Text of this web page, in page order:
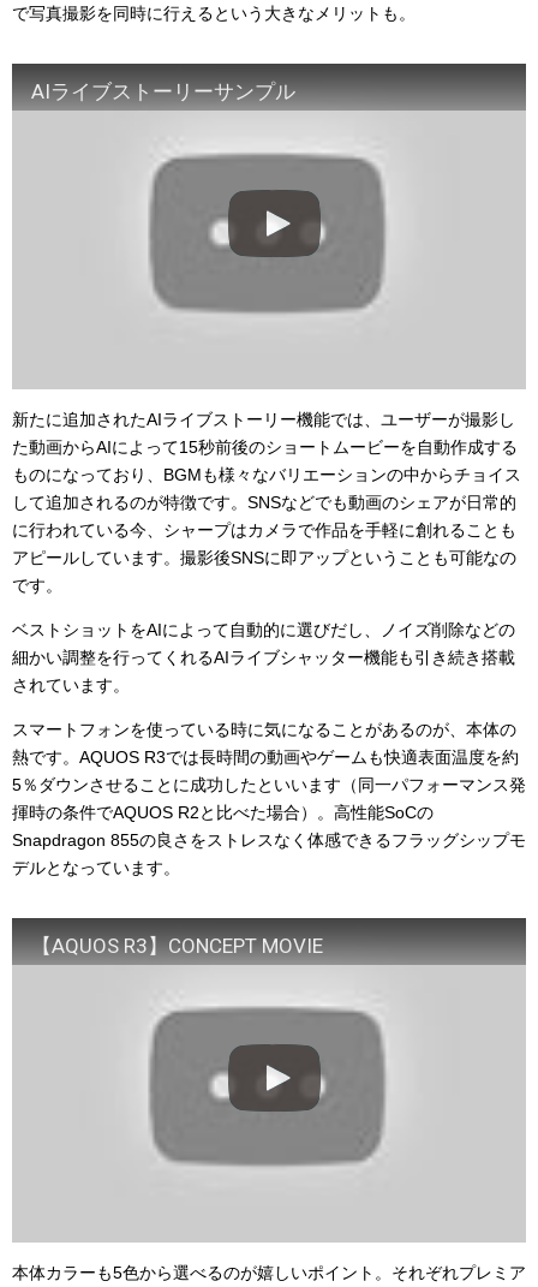
で写真撮影を同時に行えるという大きなメリットも。
AIライブストーリーサンプル
新たに追加されたAIライブストーリー機能では、ユーザーが撮影し
た動画からAIによって15秒前後のショートムービーを自動作成する
ものになっており、BGMも様々なバリエーションの中からチョイス
して追加されるのが特徴です。SNSなどでも動画のシェアが日常的
に行われている今、シャープはカメラで作品を手軽に創れることも
アピールしています。撮影後SNSに即アップということも可能なの
です。
ベストショットをAIによって自動的に選びだし、ノイズ削除などの
細かい調整を行ってくれるAIライブシャッター機能も引き続き搭載
されています。
スマートフォンを使っている時に気になることがあるのが、本体の
熱です。AQUOS R3では長時間の動画やゲームも快適表面温度を約
5％ダウンさせることに成功したといいます（同一パフォーマンス発
揮時の条件でAQUOS R2と比べた場合）。高性能SoCの
Snapdragon 855の良さをストレスなく体感できるフラッグシップモ
デルとなっています。
【AQUOS R3】CONCEPT MOVIE
本体カラーも5色から選べるのが嬉しいポイント。それぞれプレミア